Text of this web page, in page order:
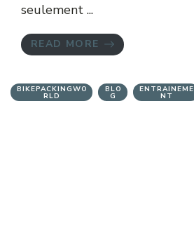
seulement ...
READ MORE
BIKEPACKINGWO
RLD
BLO
G
ENTRAINEME
NT